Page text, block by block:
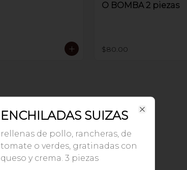
O BOMBA 2 piezas
$80.00
ENCHILADAS SUIZAS
rellenas de pollo, rancheras, de
tomate o verdes, gratinadas con
queso y crema. 3 piezas